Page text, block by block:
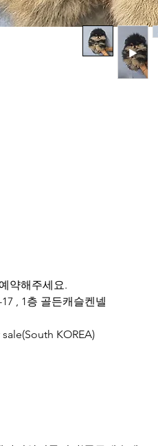
약해주세요.
, 1층 골든캐슬켄넬
KOREA)